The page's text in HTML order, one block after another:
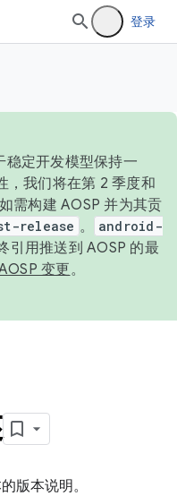
登录
稳定开发模型保持一
，我们将在第 2 季度和
需构建 AOSP 并为其贡
release 。
android-
引用推送到 AOSP 的最
变更。
版本说明。